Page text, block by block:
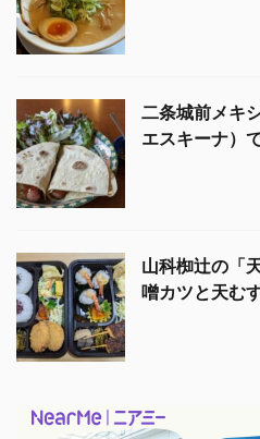
二条城前メキ
エスキーナ）
山科椥辻の「
噌カツと天む